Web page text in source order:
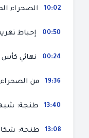
10:02
00:50
00:24
19:36
13:40
13:08